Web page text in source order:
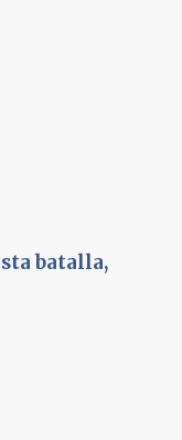
batalla,